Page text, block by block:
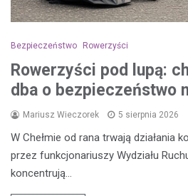
Bezpieczeństwo Rowerzyści
Rowerzyści pod lupą:
dba o bezpieczeństwo
Mariusz Wieczorek 5 sierpnia 2026
W Chełmie od rana trwają działania
przez funkcjonariuszy Wydziału
koncentrują…